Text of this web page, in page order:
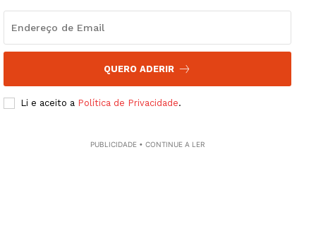
QUERO ADERIR
Li e aceito a Política de Privacidade.
PUBLICIDADE • CONTINUE A LER